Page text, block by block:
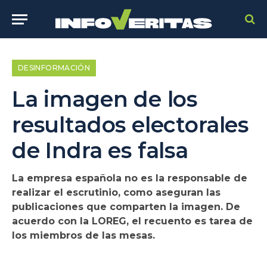
DESINFORMACIÓN
La imagen de los
resultados electorales
de Indra es falsa
La empresa española no es la responsable de
realizar el escrutinio, como aseguran las
publicaciones que comparten la imagen. De
acuerdo con la LOREG, el recuento es tarea de
los miembros de las mesas.